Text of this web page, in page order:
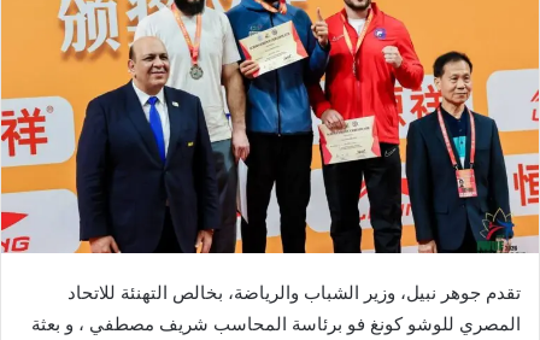
تقدم جوهر نبيل، وزير الشباب والرياضة، بخالص التهنئة للاتحاد
المصري للوشو كونغ فو برئاسة المحاسب شريف مصطفي ، و بعثة